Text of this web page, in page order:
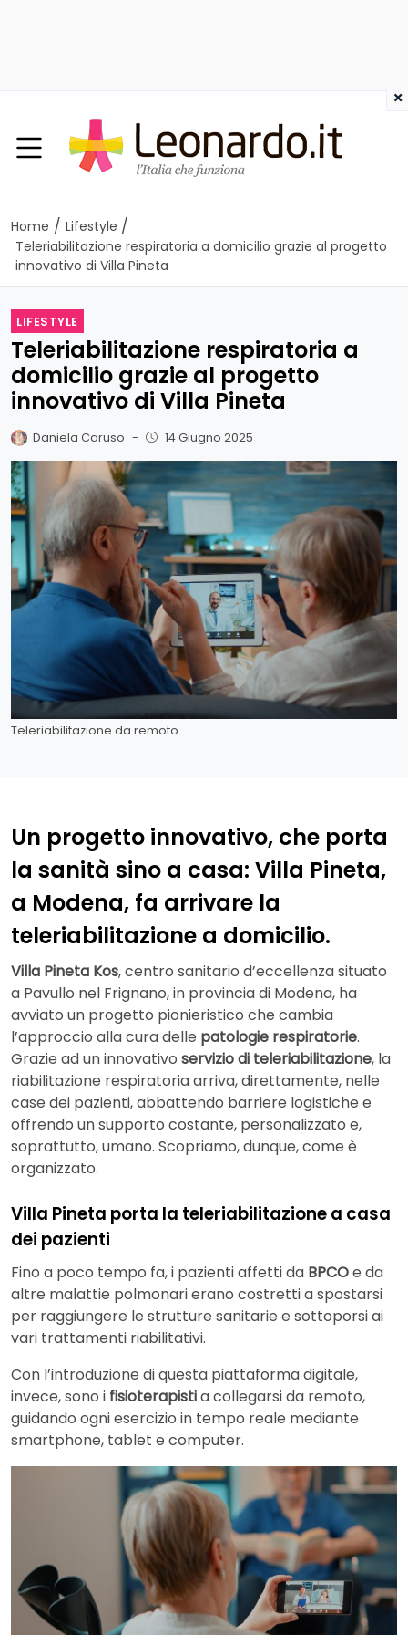
Home / Lifestyle /
Teleriabilitazione respiratoria a domicilio grazie al progetto
innovativo di Villa Pineta
LIFESTYLE
Teleriabilitazione respiratoria a
domicilio grazie al progetto
innovativo di Villa Pineta
Daniela Caruso - 14 Giugno 2025
Teleriabilitazione da remoto
Un progetto innovativo, che porta
la sanità sino a casa: Villa Pineta,
a Modena, fa arrivare la
teleriabilitazione a domicilio.
Villa Pineta Kos, centro sanitario d’eccellenza situato
a Pavullo nel Frignano, in provincia di Modena, ha
avviato un progetto pionieristico che cambia
l’approccio alla cura delle patologie respiratorie.
Grazie ad un innovativo servizio di teleriabilitazione, la
riabilitazione respiratoria arriva, direttamente, nelle
case dei pazienti, abbattendo barriere logistiche e
offrendo un supporto costante, personalizzato e,
soprattutto, umano. Scopriamo, dunque, come è
organizzato.
Villa Pineta porta la teleriabilitazione a casa
dei pazienti
Fino a poco tempo fa, i pazienti affetti da BPCOe da
altre malattie polmonari erano costretti a spostarsi
per raggiungere le strutture sanitarie e sottoporsi ai
vari trattamenti riabilitativi.
Con l’introduzione di questa piattaforma digitale,
invece, sono i fisioterapistia collegarsi da remoto,
guidando ogni esercizio in tempo reale mediante
smartphone, tablet e computer.
×